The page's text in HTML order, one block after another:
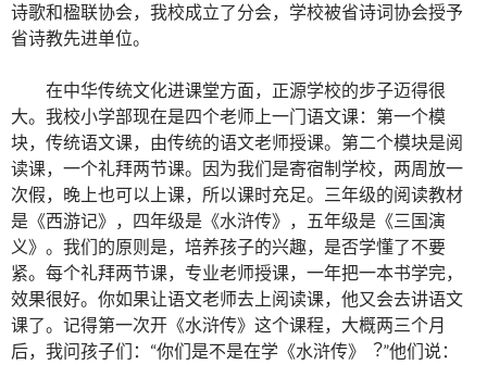
诗歌和楹联协会，我校成立了分会，学校被省诗词协会授予
省诗教先进单位。
在中华传统文化进课堂方面，正源学校的步子迈得很
大。我校小学部现在是四个老师上一门语文课：第一个模
块，传统语文课，由传统的语文老师授课。第二个模块是阅
读课，一个礼拜两节课。因为我们是寄宿制学校，两周放一
次假，晚上也可以上课，所以课时充足。三年级的阅读教材
是《西游记》，四年级是《水浒传》，五年级是《三国演
义》。我们的原则是，培养孩子的兴趣，是否学懂了不要
紧。每个礼拜两节课，专业老师授课，一年把一本书学完，
效果很好。你如果让语文老师去上阅读课，他又会去讲语文
课了。记得第一次开《水浒传》这个课程，大概两三个月
后，我问孩子们：“你们是不是在学《水浒传》︖”他们说：